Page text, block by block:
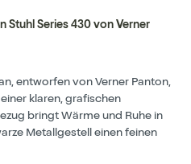
Stuhl Series 430 von Verner
entworfen von Verner Panton,
klaren, grafischen
bringt Wärme und Ruhe in
Metallgestell einen feinen